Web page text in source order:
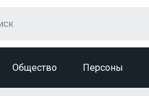
Общество Персоны